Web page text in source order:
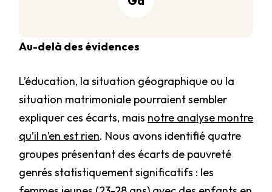
Au-delà des évidences
L’éducation, la situation géographique ou la
situation matrimoniale pourraient sembler
expliquer ces écarts, mais notre analyse montre
qu’il n’en est rien. Nous avons identifié quatre
groupes présentant des écarts de pauvreté
genrés statistiquement significatifs : les